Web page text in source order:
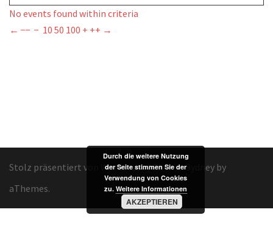
No events found within criteria
← −− − 10 50 100 + ++ →
Stolz präsentiert von WordPress|Theme:Sydney by
aThemes.
Durch die weitere Nutzung
der Seite stimmen Sie der
Verwendung von Cookies
zu. Weitere Informationen
AKZEPTIEREN